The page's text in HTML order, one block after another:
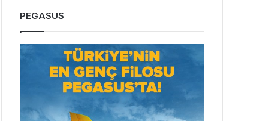
PEGASUS